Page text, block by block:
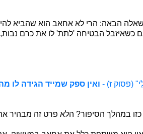
הבאה: הרי לא אחאב הוא שהביא
כשאיזבל הבטיחה 'לתת' לו את כרם
(פסוק ז) - ואין ספק שמייד הגידה לו
כזו במהלך הסיפור? הלא פרט זה